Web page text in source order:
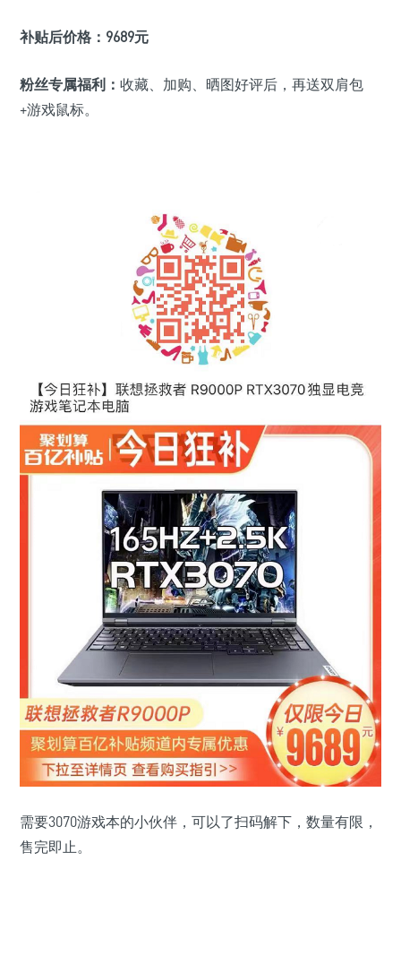
补贴后价格： 9689元
粉丝专属福利： 收藏、加购、 晒图好评后，再送双肩包
+游戏鼠标。
需要3070游戏本的小伙伴，可以了扫码解下，数量有限，
售完即止。